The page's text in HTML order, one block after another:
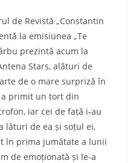
de Revistă „Constantin
la emisiunea „Te
prezintă acum la
Stars, alături de
de o mare surpriză în
primit un tort din
iar cei de față i-au
lături de ea și soțul ei,
în prima jumătate a lunii
de emoționată și le-a